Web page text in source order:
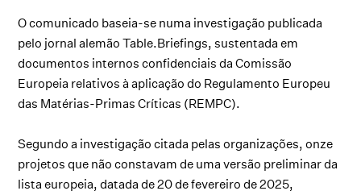
O comunicado baseia-se numa investigação publicada
pelo jornal alemão Table.Briefings, sustentada em
documentos internos confidenciais da Comissão
Europeia relativos à aplicação do Regulamento Europeu
das Matérias-Primas Críticas (REMPC).
Segundo a investigação citada pelas organizações, onze
projetos que não constavam de uma versão preliminar da
lista europeia, datada de 20 de fevereiro de 2025,